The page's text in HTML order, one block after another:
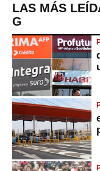
LAS MÁS
G